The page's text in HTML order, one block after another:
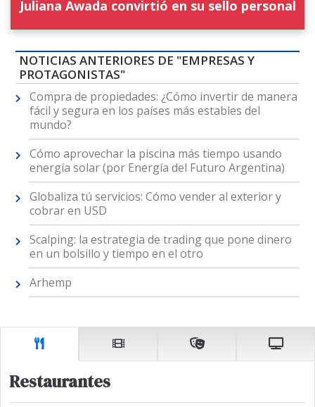
Juliana Awada convirtió en su sello personal
NOTICIAS ANTERIORES DE "EMPRESAS Y
PROTAGONISTAS"
Compra de propiedades: ¿Cómo invertir de manera
fácil y segura en los países más estables del
mundo?
Cómo aprovechar la piscina más tiempo usando
energía solar (por Energía del Futuro Argentina)
Globaliza tú servicios: Cómo vender al exterior y
cobrar en USD
Scalping: la estrategia de trading que pone dinero
en un bolsillo y tiempo en el otro
Arhemp
Restaurantes